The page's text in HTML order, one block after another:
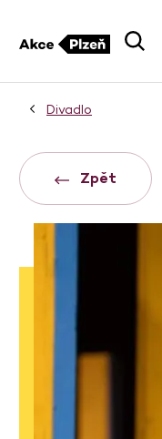
Divadlo
Zpět